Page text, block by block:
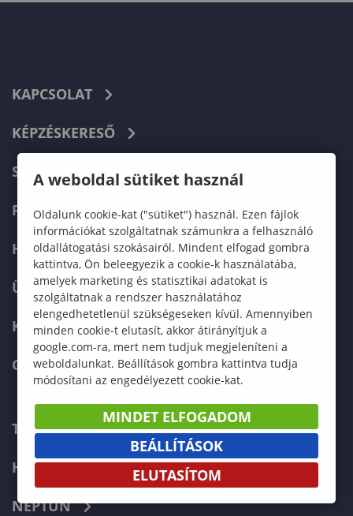
KAPCSOLAT
KÉPZÉSKERESŐ
SZERVEZETI FELÉPÍTÉS
FELVÉTELIZŐKNEK
HALLGATÓKNAK
ÜZLETI PARTNEREKNEK
KARRIER
GREEN UNIVERSITY
TELEFONKÖNYV
HIBABEJELENTÉS
NEPTUN
A weboldal sütiket használ
Oldalunk cookie-kat ("sütiket") használ. Ezen fájlok
információkat szolgáltatnak számunkra a felhasználó
oldallátogatási szokásairól. Mindent elfogad gombra
kattintva, Ön beleegyezik a cookie-k használatába,
amelyek marketing és statisztikai adatokat is
szolgáltatnak a rendszer használatához
elengedhetetlenül szükségeseken kívül. Amennyiben
minden cookie-t elutasít, akkor átirányítjuk a
google.com-ra, mert nem tudjuk megjeleníteni a
weboldalunkat. Beállítások gombra kattintva tudja
módosítani az engedélyezett cookie-kat.
MINDET ELFOGADOM
BEÁLLÍTÁSOK
ELUTASÍTOM